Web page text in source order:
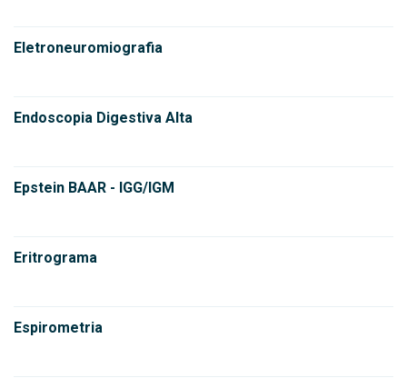
Eletroneuromiografia
Endoscopia Digestiva Alta
Epstein BAAR - IGG/IGM
Eritrograma
Espirometria